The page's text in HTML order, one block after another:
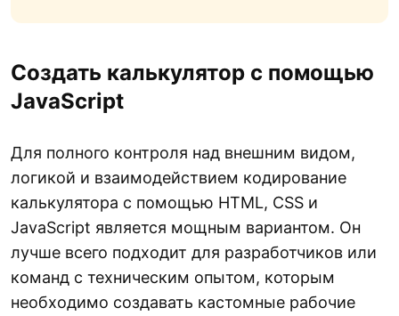
Создать калькулятор с помощью
JavaScript
Для полного контроля над внешним видом,
логикой и взаимодействием кодирование
калькулятора с помощью HTML, CSS и
JavaScript является мощным вариантом. Он
лучше всего подходит для разработчиков или
команд с техническим опытом, которым
необходимо создавать кастомные рабочие